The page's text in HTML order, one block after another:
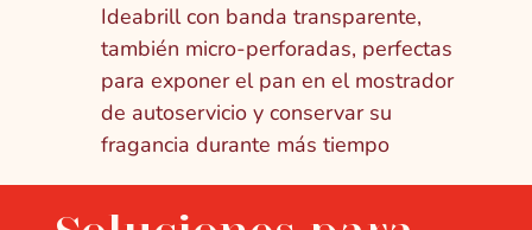
Ideabrill con banda transparente,
también micro-perforadas, perfectas
para exponer el pan en el mostrador
de autoservicio y conservar su
fragancia durante más tiempo